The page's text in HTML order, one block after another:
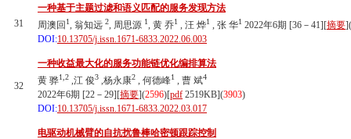
31
一种基于主题过滤和语义匹配的服务发现方法
周澳回 1, 翁知远 2, 周思源 1, 黄 乔1 , 汪 烨1 , 张 华1 2022年6期 [36－41][摘要](
DOI:10.13705/j.issn.1671-6833.2022.06.003
32
一种收益最大化的服务功能链优化编排算法
黄 骅1,2 ,江 俊3 ,杨永康2 , 何德峰1 , 曹 斌4
2022年6期 [22－29][摘要](2596)[pdf 2519KB](3903)
DOI:10.13705/j.issn.1671-6833.2022.03.017
电驱动机械臂的自抗扰鲁棒哈密顿跟踪控制